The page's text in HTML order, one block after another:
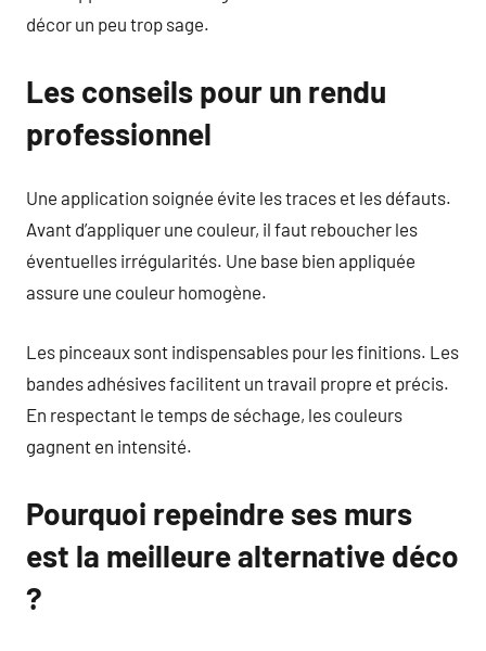
décor un peu trop sage.
Les conseils pour un rendu
professionnel
Une application soignée évite les traces et les défauts.
Avant d’appliquer une couleur, il faut reboucher les
éventuelles irrégularités. Une base bien appliquée
assure une couleur homogène.
Les pinceaux sont indispensables pour les finitions. Les
bandes adhésives facilitent un travail propre et précis.
En respectant le temps de séchage, les couleurs
gagnent en intensité.
Pourquoi repeindre ses murs
est la meilleure alternative déco
?